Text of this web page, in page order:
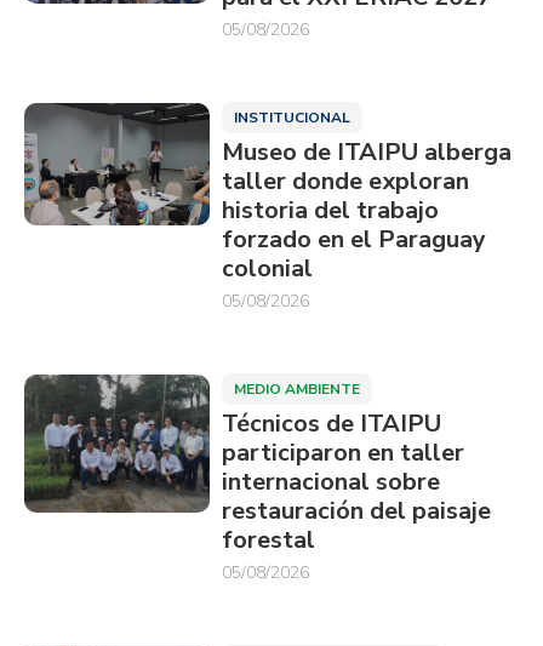
05/08/2026
INSTITUCIONAL
Museo de ITAIPU alberga
taller donde exploran
historia del trabajo
forzado en el Paraguay
colonial
05/08/2026
MEDIO AMBIENTE
Técnicos de ITAIPU
participaron en taller
internacional sobre
restauración del paisaje
forestal
05/08/2026